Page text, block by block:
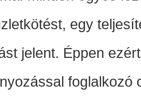
egy
jelent. Éppen
foglalkozó